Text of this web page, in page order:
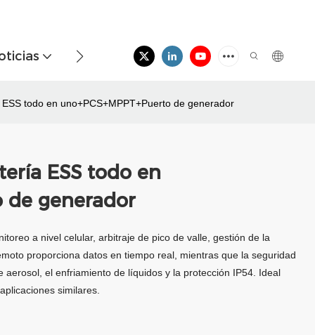
Contáctenos
todo en uno+PCS+MPPT+Puerto de generador
ESS todo en
de generador
a nivel celular, arbitraje de pico de valle, gestión de la
proporciona datos en tiempo real, mientras que la seguridad
el enfriamiento de líquidos y la protección IP54. Ideal
similares.